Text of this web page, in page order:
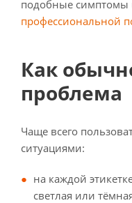
подобные симптомы
профессиональной
Как
проблема
Чаще всего
ситуациями:
на каждой
светлая или